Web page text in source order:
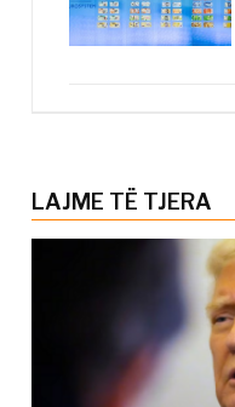
LAJME TË TJERA